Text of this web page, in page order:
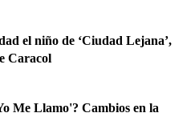
el niño de ‘Ciudad Lejana’,
Caracol
Me Llamo'? Cambios en la